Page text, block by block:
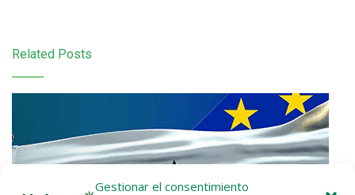
Gestionar el consentimiento
Related Posts